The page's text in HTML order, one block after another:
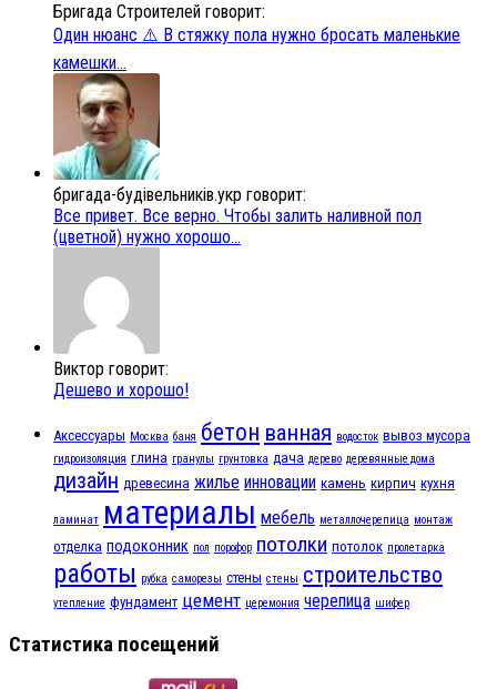
Бригада Строителей говорит:
Один нюанс ⚠️ В стяжку пола нужно бросать маленькие
камешки...
бригада-будівельників.укр говорит:
Все привет. Все верно. Чтобы залить наливной пол
(цветной) нужно хорошо...
Виктор говорит:
Дешево и хорошо!
Аксессуары Москва баня бетон ванная водосток вывоз мусора
гидроизоляция глина гранулы грунтовка дача дерево деревянные дома
дизайн древесина жилье инновации камень кирпич кухня
ламинат материалы мебель металлочерепица монтаж
отделка подоконник пол порофор потолки потолок пролетарка
работы рубка саморезы стены стены строительство
утепление фундамент цемент церемония черепица шифер
Статистика посещений